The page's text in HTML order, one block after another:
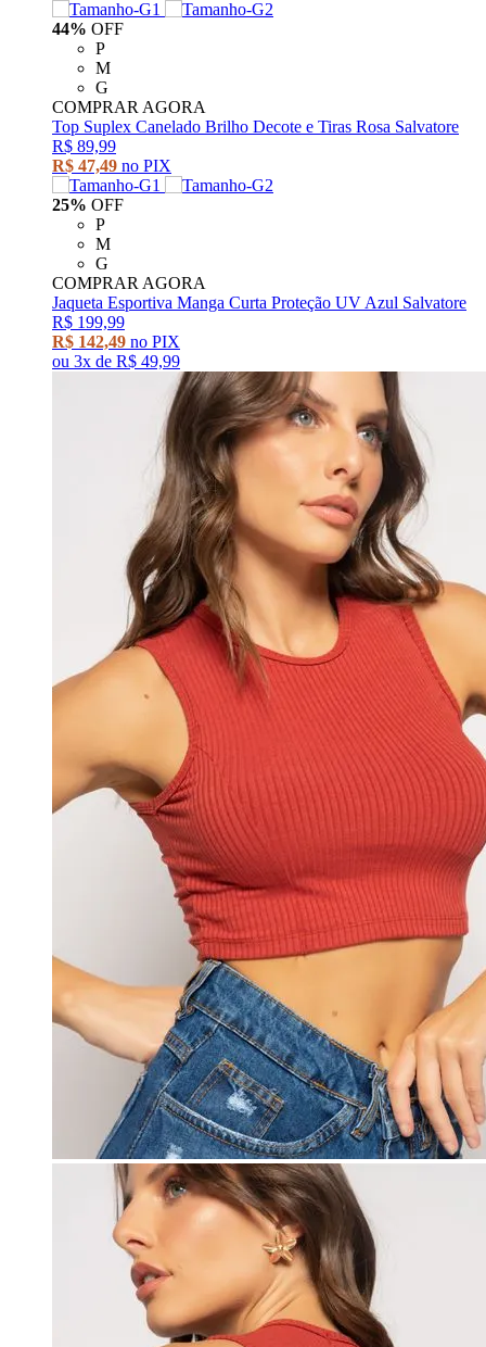
44% OFF
P
M
G
COMPRAR AGORA
Top Suplex Canelado Brilho Decote e Tiras Rosa Salvatore
R$ 89,99
R$ 47,49 no PIX
25% OFF
P
M
G
COMPRAR AGORA
Jaqueta Esportiva Manga Curta Proteção UV Azul Salvatore
R$ 199,99
R$ 142,49 no PIX
ou 3x de R$ 49,99